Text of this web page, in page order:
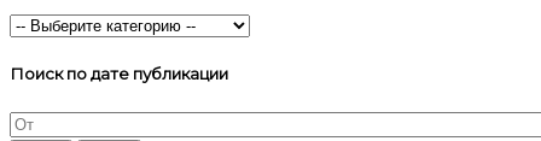
Поиск по дате публикации